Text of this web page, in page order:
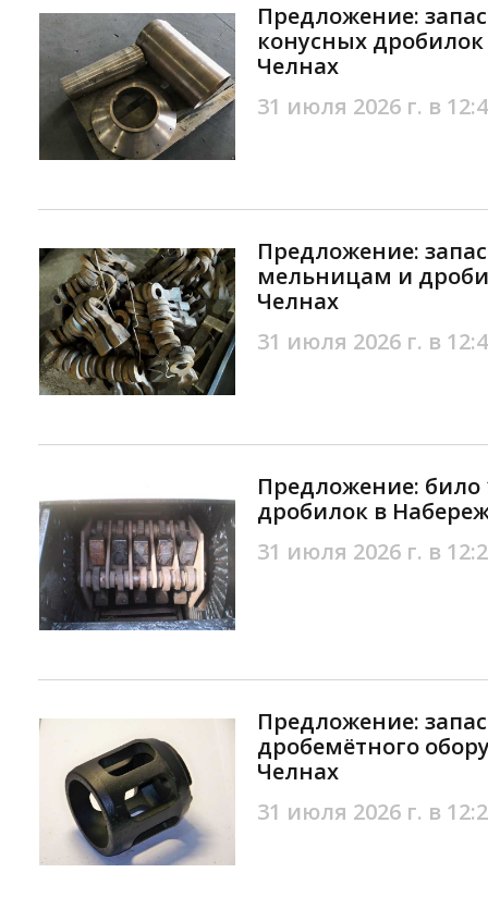
Предложение:
конусных
Челнах
31 июля 2026 г. в
Предложение:
мельницам и
Челнах
31 июля 2026 г. в
Предложение: било
дробилок в
31 июля 2026 г. в
Предложение:
дробемётного
Челнах
31 июля 2026 г. в